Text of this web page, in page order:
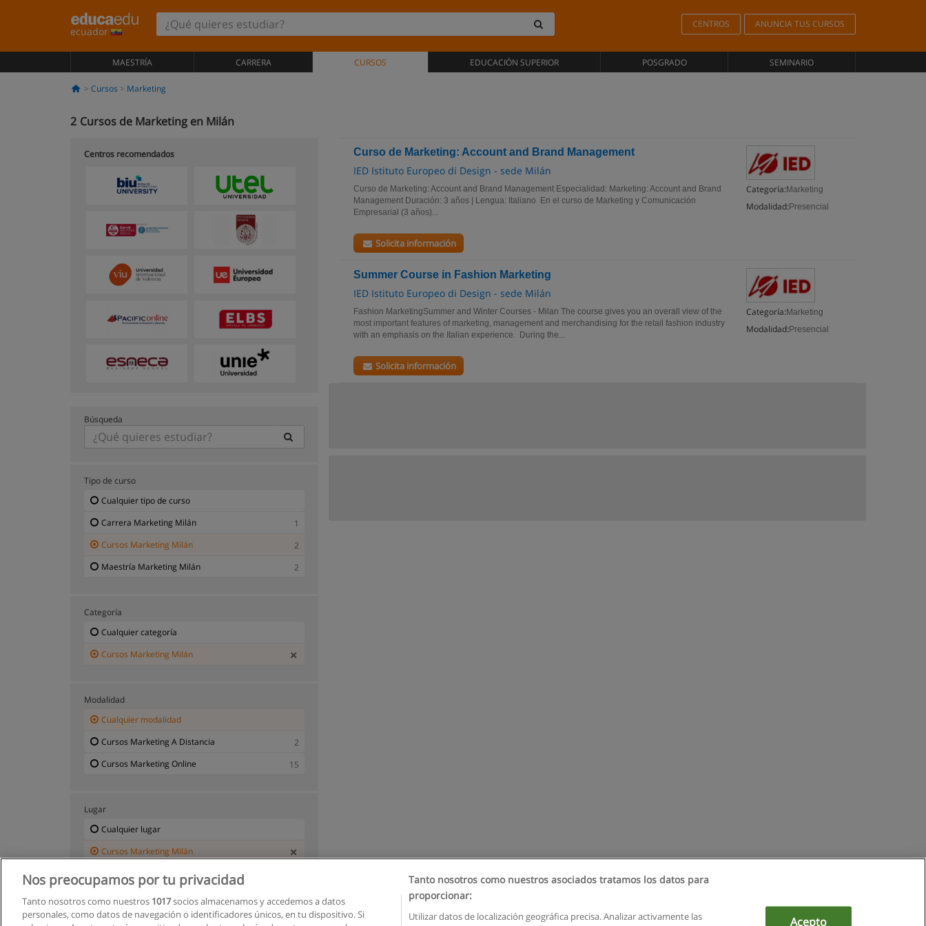
ecuador
CENTROS ANUNCIA TUS CURSOS
MAESTRÍA CARRERA CURSOS EDUCACIÓN SUPERIOR POSGRADO SEMINARIO
Cursos Marketing
2 Cursos de Marketing en Milán
Curso de Marketing: Account and Brand Management
IED Istituto Europeo di Design - sede Milán
Categoría: Marketing
Modalidad: Presencial
Curso de Marketing: Account and Brand Management Especialidad: Marketing: Account and Brand
Management Duración: 3 años | Lengua: Italiano En el curso de Marketing y Comunicación
Empresarial (3 años)...
Solicita información
Summer Course in Fashion Marketing
IED Istituto Europeo di Design - sede Milán
Categoría: Marketing
Modalidad: Presencial
Fashion MarketingSummer and Winter Courses - Milan The course gives you an overall view of the
most important features of marketing, management and merchandising for the retail fashion industry
with an emphasis on the Italian experience. During the...
Solicita información
Centros recomendados
Búsqueda
Tipo de curso
Cualquier tipo de curso
Carrera Marketing Milán
1
Cursos Marketing Milán
2
Maestría Marketing Milán
2
Categoría
Cualquier categoría
Cursos Marketing Milán
Modalidad
Cualquier modalidad
Cursos Marketing A Distancia
2
Cursos Marketing Online
15
Lugar
Cualquier lugar
Cursos Marketing Milán
Nos preocupamos por tu privacidad
Tanto nosotros como nuestros 1017socios almacenamos y accedemos a datos
personales, como datos de navegación o identificadores únicos, en tu dispositivo. Si
Tanto nosotros como nuestros asociados tratamos los datos para
proporcionar:
Utilizar datos de localización geográfica precisa. Analizar activamente las
Acepto